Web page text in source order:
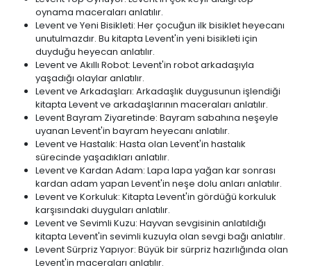
oynama maceraları anlatılır.
Levent ve Yeni Bisikleti: Her çocuğun ilk bisiklet heyecanı
unutulmazdır. Bu kitapta Levent'in yeni bisikleti için
duyduğu heyecan anlatılır.
Levent ve Akıllı Robot: Levent'in robot arkadaşıyla
yaşadığı olaylar anlatılır.
Levent ve Arkadaşları: Arkadaşlık duygusunun işlendiği
kitapta Levent ve arkadaşlarının maceraları anlatılır.
Levent Bayram Ziyaretinde: Bayram sabahına neşeyle
uyanan Levent'in bayram heyecanı anlatılır.
Levent ve Hastalık: Hasta olan Levent'in hastalık
sürecinde yaşadıkları anlatılır.
Levent ve Kardan Adam: Lapa lapa yağan kar sonrası
kardan adam yapan Levent'in neşe dolu anları anlatılır.
Levent ve Korkuluk: Kitapta Levent'in gördüğü korkuluk
karşısındaki duyguları anlatılır.
Levent ve Sevimli Kuzu: Hayvan sevgisinin anlatıldığı
kitapta Levent'in sevimli kuzuyla olan sevgi bağı anlatılır.
Levent Sürpriz Yapıyor: Büyük bir sürpriz hazırlığında olan
Levent'in maceraları anlatılır.